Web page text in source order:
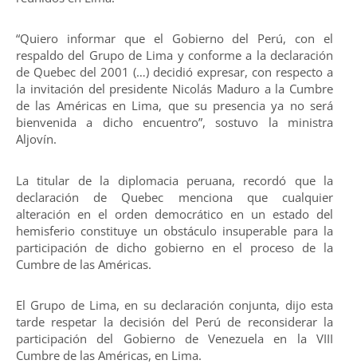
“Quiero informar que el Gobierno del Perú, con el
respaldo del Grupo de Lima y conforme a la declaración
de Quebec del 2001 (…) decidió expresar, con respecto a
la invitación del presidente Nicolás Maduro a la Cumbre
de las Américas en Lima, que su presencia ya no será
bienvenida a dicho encuentro”, sostuvo la ministra
Aljovín.
La titular de la diplomacia peruana, recordó que la
declaración de Quebec menciona que cualquier
alteración en el orden democrático en un estado del
hemisferio constituye un obstáculo insuperable para la
participación de dicho gobierno en el proceso de la
Cumbre de las Américas.
El Grupo de Lima, en su declaración conjunta, dijo esta
tarde respetar la decisión del Perú de reconsiderar la
participación del Gobierno de Venezuela en la VIII
Cumbre de las Américas, en Lima.